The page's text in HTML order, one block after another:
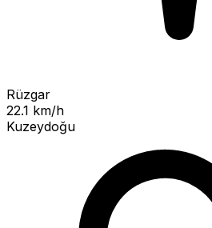
Rüzgar
22.1 km/h
Kuzeydoğu